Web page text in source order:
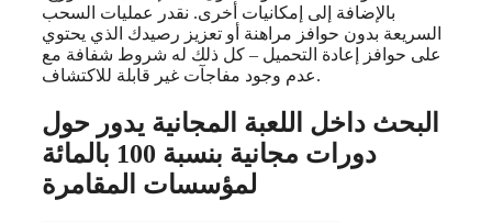
بالإضافة إلى إمكانيات أخرى. نقدر عمليات السحب
السريعة بدون حوافز مراهنة أو تعزيز رصيدك الذي يحتوي
على حوافز إعادة التحميل – كل ذلك له شروط شفافة مع
عدم وجود مفاجآت غير قابلة للاكتشاف.
البحث داخل اللعبة المجانية يدور حول
دورات مجانية بنسبة 100 بالمائة
لمؤسسات المقامرة